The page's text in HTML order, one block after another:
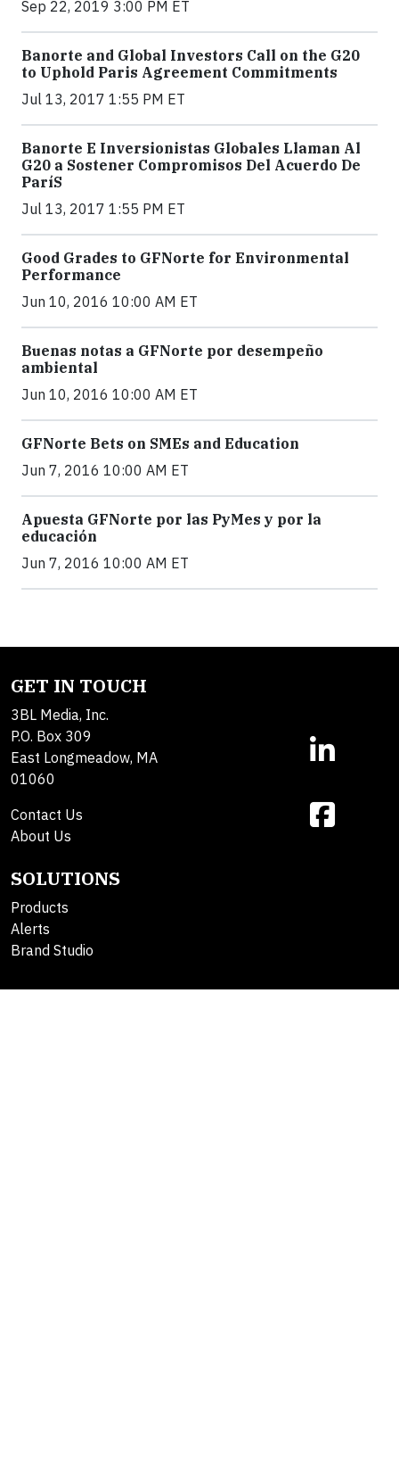
Sep 22, 2019 3:00 PM ET
Banorte and Global Investors Call on the G20
to Uphold Paris Agreement Commitments
Jul 13, 2017 1:55 PM ET
Banorte E Inversionistas Globales Llaman Al
G20 a Sostener Compromisos Del Acuerdo De
ParíS
Jul 13, 2017 1:55 PM ET
Good Grades to GFNorte for Environmental
Performance
Jun 10, 2016 10:00 AM ET
Buenas notas a GFNorte por desempeño
ambiental
Jun 10, 2016 10:00 AM ET
GFNorte Bets on SMEs and Education
Jun 7, 2016 10:00 AM ET
Apuesta GFNorte por las PyMes y por la
educación
Jun 7, 2016 10:00 AM ET
GET IN TOUCH
3BL Media, Inc.
P.O. Box 309
East Longmeadow, MA
01060
Contact Us
About Us
SOLUTIONS
Products
Alerts
Brand Studio